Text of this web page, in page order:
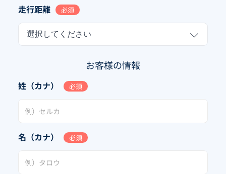
走行距離 必須
選択してください
お客様の情報
姓（カナ） 必須
名（カナ） 必須